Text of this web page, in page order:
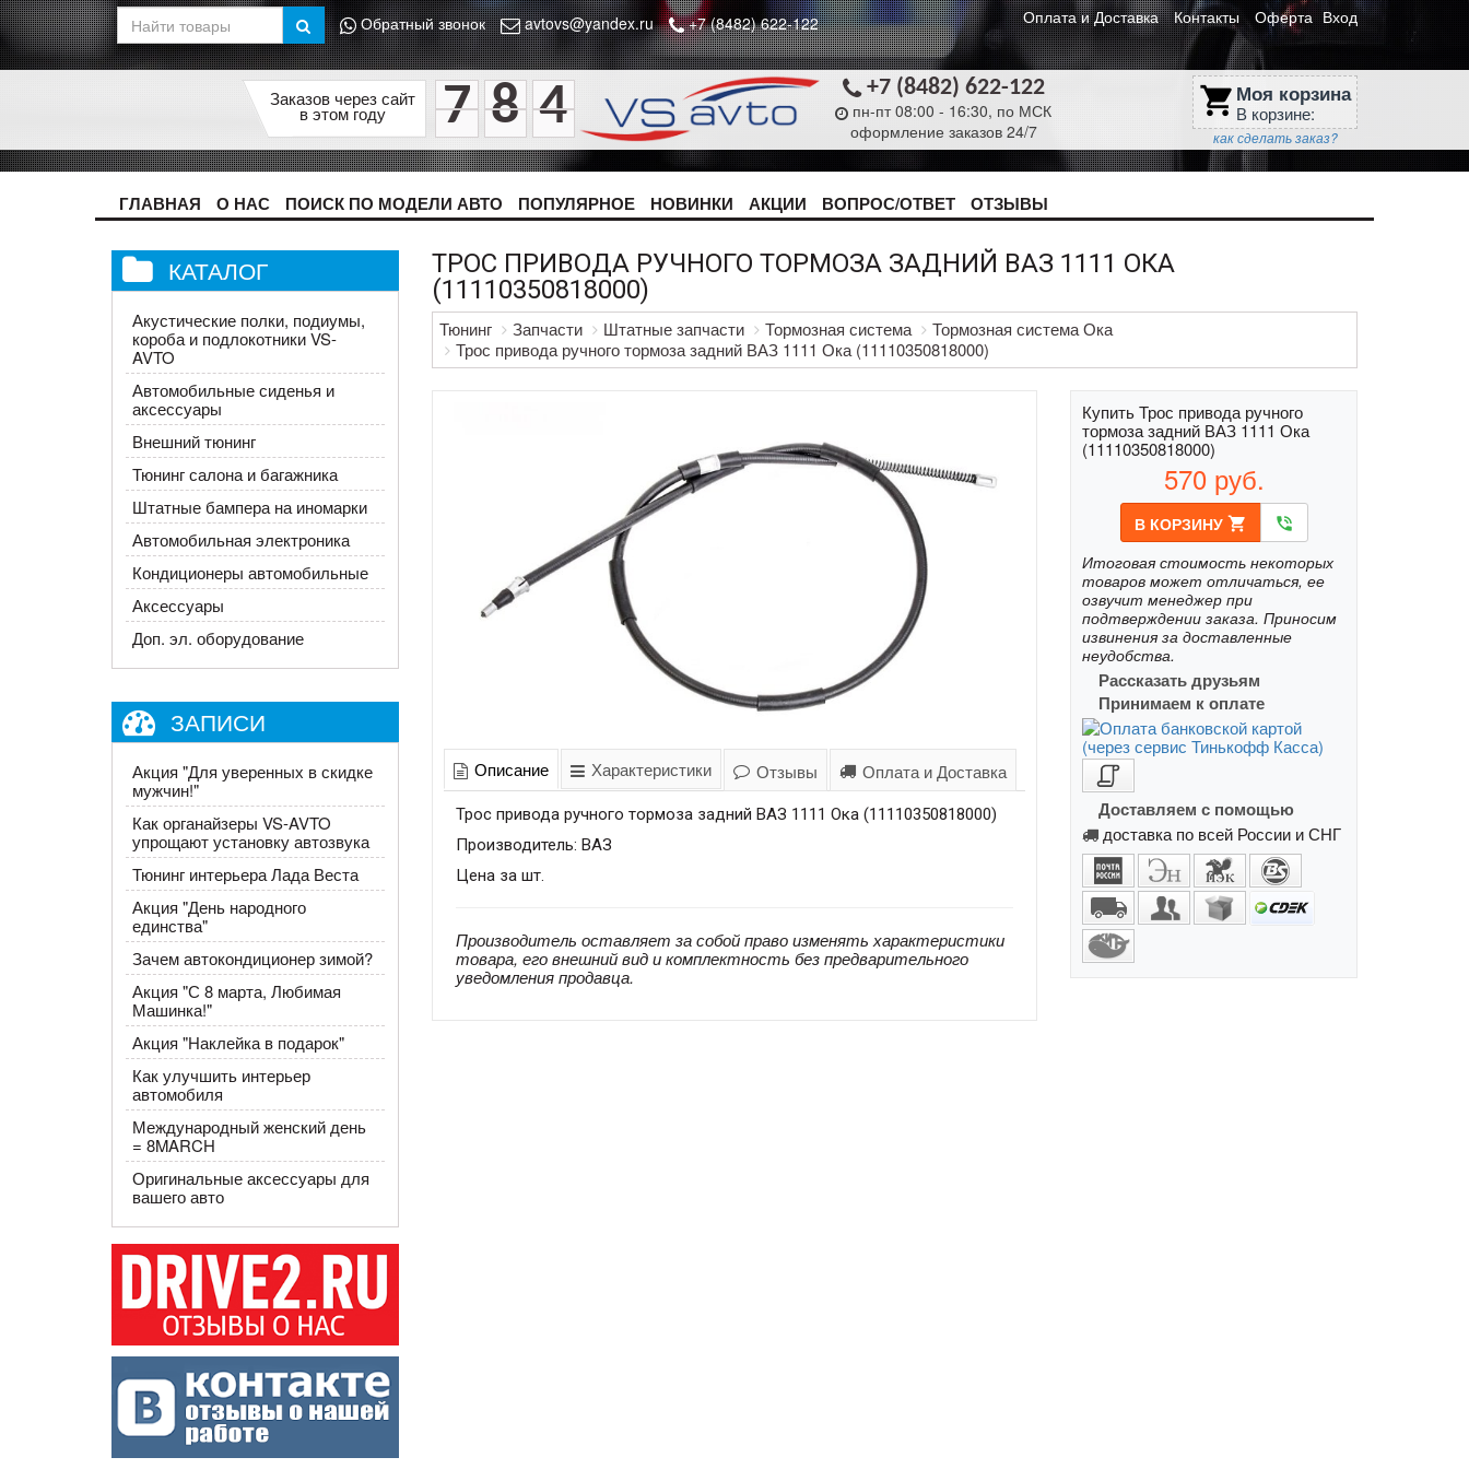
Обратный звонок avtovs@yandex.ru +7 (8482) 622-122 Оплата и Доставка Контакты Оферта Вход
Заказов через сайт
в этом году 7 8 4 +7 (8482) 622-122
пн-пт 08:00 - 16:30, по МСК
оформление заказов 24/7
shopping_cart Моя корзина
В корзине:
как сделать заказ?
ГЛАВНАЯ О НАС ПОИСК ПО МОДЕЛИ АВТО ПОПУЛЯРНОЕ НОВИНКИ АКЦИИ ВОПРОС/ОТВЕТ ОТЗЫВЫ
КАТАЛОГ
Акустические полки, подиумы,
короба и подлокотники VS-
AVTO
Автомобильные сиденья и
аксессуары
Внешний тюнинг
Тюнинг салона и багажника
Штатные бампера на иномарки
Автомобильная электроника
Кондиционеры автомобильные
Аксессуары
Доп. эл. оборудование
ЗАПИСИ
​Акция "Для уверенных в скидке
мужчин!"
Как органайзеры VS-AVTO
упрощают установку автозвука
Тюнинг интерьера Лада Веста
Акция "День народного
единства"
Зачем автокондиционер зимой?
Акция ​"С 8 марта, Любимая
Машинка!"
Акция "Наклейка в подарок"
Как улучшить интерьер
автомобиля
Международный женский день
= 8MARCH
Оригинальные аксессуары для
вашего авто
ТРОС ПРИВОДА РУЧНОГО ТОРМОЗА ЗАДНИЙ ВАЗ 1111 ОКА
(11110350818000)
Тюнинг Запчасти Штатные запчасти Тормозная система
Тормозная система Ока
Трос привода ручного тормоза задний ВАЗ 1111 Ока (11110350818000)
Описание Характеристики Отзывы Оплата и Доставка
Трос привода ручного тормоза задний ВАЗ 1111 Ока (11110350818000)
Производитель: ВАЗ
Цена за шт.
Производитель оставляет за собой право изменять характеристики
товара, его внешний вид и комплектность без предварительного
уведомления продавца.
Купить Трос привода ручного
тормоза задний ВАЗ 1111 Ока
(11110350818000)
570 руб.
В КОРЗИНУ shopping_cart phone_in_talk
Итоговая стоимость некоторых
товаров может отличаться, ее
озвучит менеджер при
подтверждении заказа. Приносим
извинения за доставленные
неудобства.
Рассказать друзьям
Принимаем к оплате
Доставляем с помощью
доставка по всей России и СНГ